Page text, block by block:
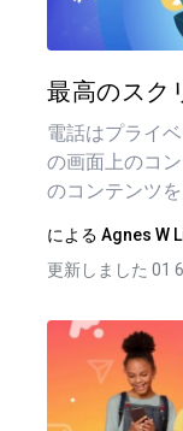
最高のスク
電話はプライ
の画面上のコ
のコンテンツ
による Agnes W
更新しました 01